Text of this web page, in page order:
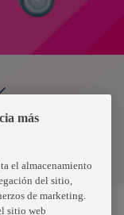
más
el almacenamiento
del sitio,
de marketing.
sitio web